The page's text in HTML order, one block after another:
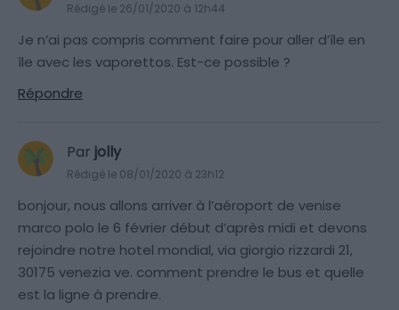
Rédigé le 26/01/2020 à 12h44
Je n’ai pas compris comment faire pour aller d’île en
île avec les vaporettos. Est-ce possible ?
Répondre
Par jolly
Rédigé le 08/01/2020 à 23h12
bonjour, nous allons arriver à l’aéroport de venise
marco polo le 6 février début d’après midi et devons
rejoindre notre hotel mondial, via giorgio rizzardi 21,
30175 venezia ve. comment prendre le bus et quelle
est la ligne à prendre.